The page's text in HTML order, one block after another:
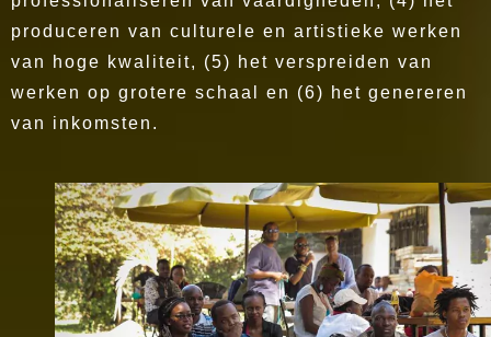
produceren van culturele en artistieke werken
van hoge kwaliteit, (5) het verspreiden van
werken op grotere schaal en (6) het genereren
van inkomsten.